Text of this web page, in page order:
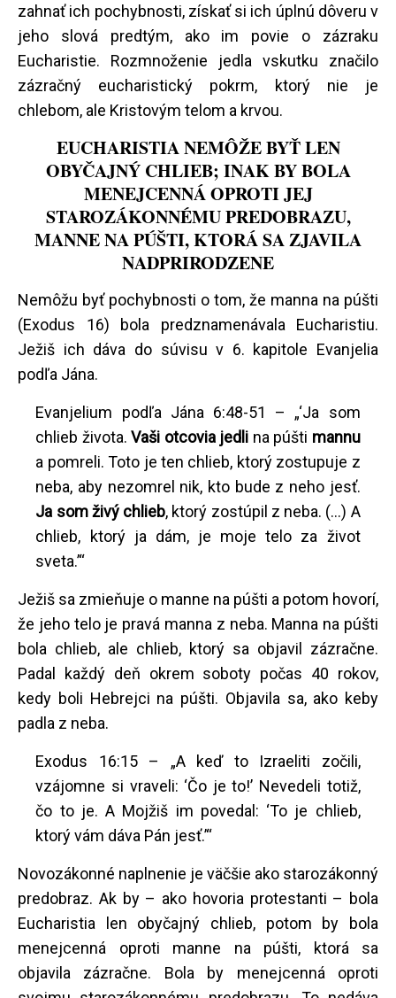
zahnať ich pochybnosti, získať si ich úplnú dôveru v
jeho slová predtým, ako im povie o zázraku
Eucharistie. Rozmnoženie jedla vskutku značilo
zázračný eucharistický pokrm, ktorý nie je
chlebom, ale Kristovým telom a krvou.
EUCHARISTIA NEMÔŽE BYŤ LEN
OBYČAJNÝ CHLIEB; INAK BY BOLA
MENEJCENNÁ OPROTI JEJ
STAROZÁKONNÉMU PREDOBRAZU,
MANNE NA PÚŠTI, KTORÁ SA ZJAVILA
NADPRIRODZENE
Nemôžu byť pochybnosti o tom, že manna na púšti
(Exodus 16) bola predznamenávala Eucharistiu.
Ježiš ich dáva do súvisu v 6. kapitole Evanjelia
podľa Jána.
Evanjelium podľa Jána 6:48-51 – „‘Ja som
chlieb života.Vaši otcovia jedli na púšti mannu
a pomreli. Toto je ten chlieb, ktorý zostupuje z
neba, aby nezomrel nik, kto bude z neho jesť.
Ja som živý chlieb, ktorý zostúpil z neba. (...) A
chlieb, ktorý ja dám, je moje telo za život
sveta.’“
Ježiš sa zmieňuje o manne na púšti a potom hovorí,
že jeho telo je pravá manna z neba. Manna na púšti
bola chlieb, ale chlieb, ktorý sa objavil zázračne.
Padal každý deň okrem soboty počas 40 rokov,
kedy boli Hebrejci na púšti. Objavila sa, ako keby
padla z neba.
Exodus 16:15 – „A keď to Izraeliti zočili,
vzájomne si vraveli: ‘Čo je to!’ Nevedeli totiž,
čo to je. A Mojžiš im povedal: ‘To je chlieb,
ktorý vám dáva Pán jesť.’“
Novozákonné naplnenie je väčšie ako starozákonný
predobraz. Ak by – ako hovoria protestanti – bola
Eucharistia len obyčajný chlieb, potom by bola
menejcenná oproti manne na púšti, ktorá sa
objavila zázračne. Bola by menejcenná oproti